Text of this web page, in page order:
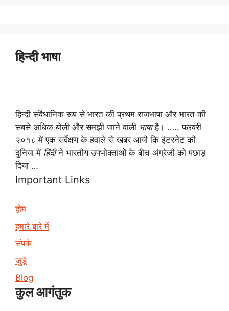
हिन्दी भाषा
हिन्दी संवैधानिक रूप से भारत की प्रथम राजभाषा और भारत की
सबसे अधिक बोली और समझी जाने वाली भाषाहै। ….. फरवरी
२०१८ में एक सर्वेक्षण के हवाले से खबर आयी कि इंटरनेट की
दुनिया में हिंदीने भारतीय उपभोक्ताओं के बीच अंग्रेजी को पछाड़
दिया …
Important Links
होम
हमारे बारे में
संपर्क
जुड़े
Blog
कुल आगंतुक